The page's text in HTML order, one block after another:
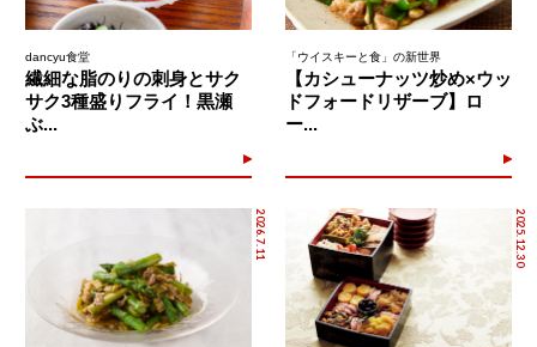
dancyu食堂
繊細な脂のりの刺身とサク
サク3種盛りフライ！黒瀬
ぶ...
「ウイスキーと食」の新世界
【カシューナッツ炒め×ウッ
ドフォードリザーブ】ロ
ー...
2026.7.11 2025.12.30